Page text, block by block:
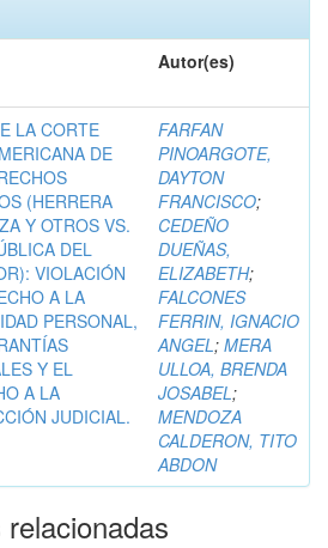
Autor(es)
LA CORTE
DE
(HERRERA
Y OTROS VS.
DEL
VIOLACIÓN
A LA
PERSONAL,
Y EL
A LA
JUDICIAL.
FARFAN
PINOARGOTE,
DAYTON
FRANCISCO;
CEDEÑO
DUEÑAS,
ELIZABETH;
FALCONES
FERRIN, IGNACIO
ANGEL; MERA
ULLOA, BRENDA
JOSABEL;
MENDOZA
CALDERON, TITO
ABDON